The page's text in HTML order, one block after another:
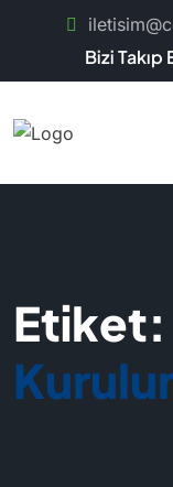
Bizi Takıp
Etiket: